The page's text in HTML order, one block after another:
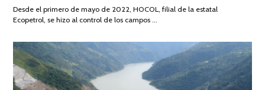
2026
Desde el primero de mayo de 2022, HOCOL, filial de la estatal
Ecopetrol, se hizo al control de los campos …